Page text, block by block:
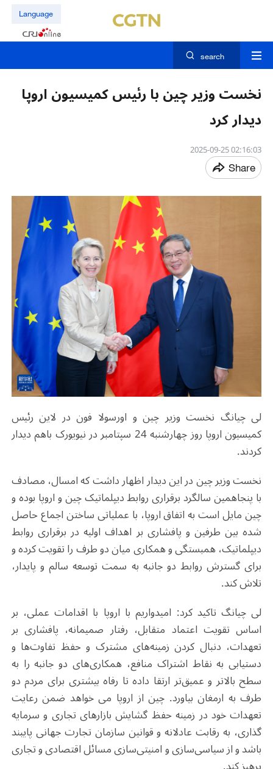
Language
search
نخست وزیر چین با رئیس کمیسیون اروپا
دیدار کرد
02:16:03 2025-09-25
Share
لی چیانگ نخست وزیر چین و اورسولا فون در لاین رئیس
کمیسیون اروپا روز چهارشنبه 24 سپتامبر در نیویورک باهم دیدار
کردند.
نخست وزیر چین در این دیدار اظهار داشت که امسال، مصادف
با پنجاهمین سالگرد برقراری روابط دیپلماتیک چین و اروپا بوده و
چین مایل است به اتفاق اروپا، با عملیاتی ساختن اجماع حاصل
شده بین طرفین و پافشاری بر اهداف اولیه در برقراری روابط
دیپلماتیک، همبستگی و همکاری میان دو طرف را تقویت کرده و
برای گسترش روابط دو جانبه به سمت توسعه سالم و پایدار،
تلاش کند.
لی چیانگ تاکید کرد: امیدواریم با اروپا با اقدامات عملی، بر
اساس تقویت اعتماد متقابل، رفتار صمیمانه، پافشاری بر
تعهدات، دنبال کردن زمینه‌های مشترک و حفظ تفاوت‌ها و
دستیابی به نقاط اشتراک منافع، همکاری‌های دو جانبه را به
سطح بالاتر و عمیق‌تر ارتقا داده تا رفاه بیشتری برای مردم دو
طرف به ارمغان بیاورد. چین از اروپا می خواهد ضمن رعایت
تعهدات خود در زمینه حفظ گشایش بازارهای تجاری و سرمایه
گذاری، به رقابت عادلانه و قوانین سازمان تجارت جهانی پایبند
باشد و از سیاسی‌سازی و امنیتی‌سازی مسائل اقتصادی و تجاری